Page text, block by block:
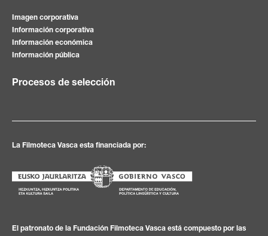
Imagen corporativa
Información corporativa
Información económica
Información pública
Procesos de selección
La Filmoteca Vasca esta financiada por:
El patronato de la Fundación Filmoteca Vasca está compuesto por las